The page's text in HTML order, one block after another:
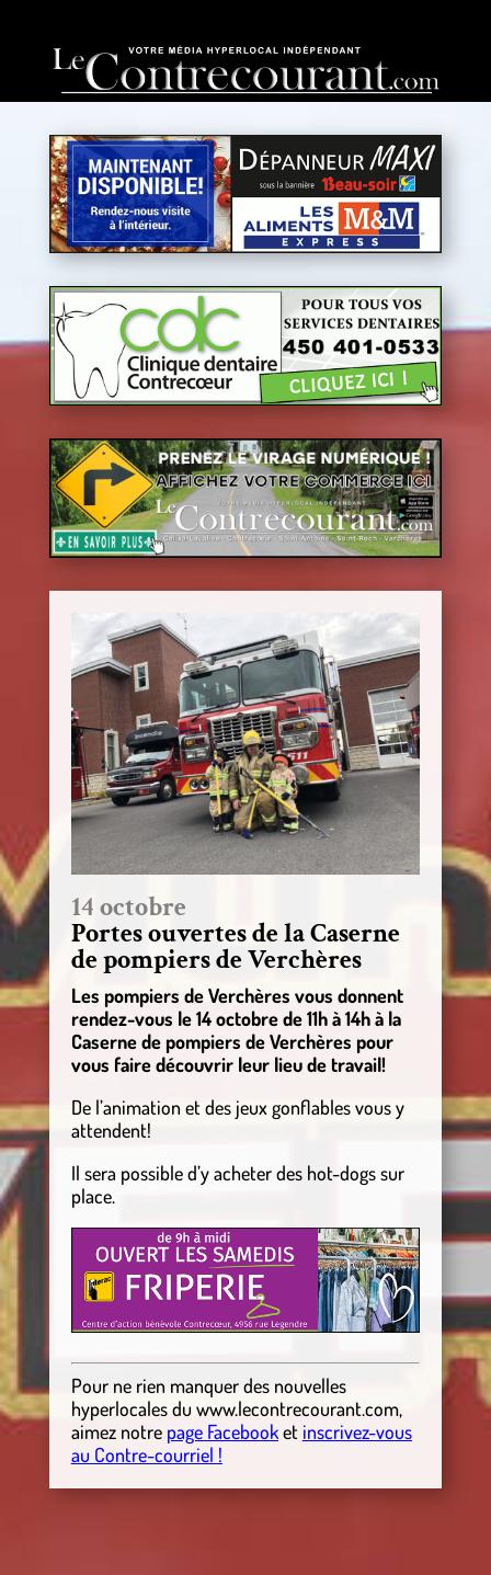
14 octobre
Portes ouvertes de la Caserne
de pompiers de Verchères
Les pompiers de Verchères vous donnent
rendez-vous le 14 octobre de 11h à 14h à la
Caserne de pompiers de Verchères pour
vous faire découvrir leur lieu de travail!
De l’animation et des jeux gonflables vous y
attendent!
Il sera possible d’y acheter des hot-dogs sur
place.
Pour ne rien manquer des nouvelles
hyperlocalesdu www.lecontrecourant.com,
aimez notre page Facebooket inscrivez-vous
au Contre-courriel !